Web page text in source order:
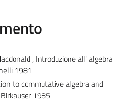
, Introduzione all' algebra
1981
to commutative algebra and
1985